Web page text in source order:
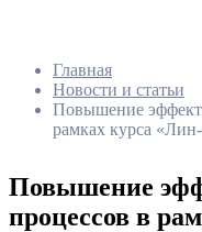
Главная
Новости и статьи
Повышение
рамках курса
Повышение
процессов в